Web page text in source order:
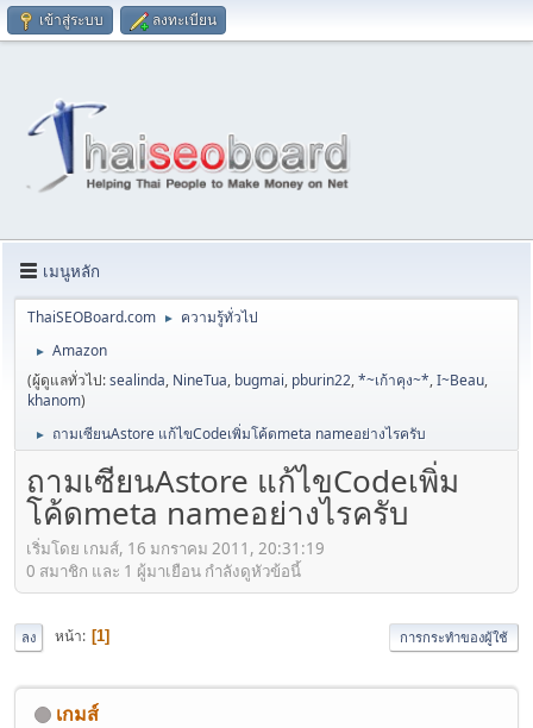
เข้าสู่ระบบ ลงทะเบียน
เมนูหลัก
ThaiSEOBoard.com ► ความรู้ทั่วไป
►
Amazon
(ผู้ดูแลทั่วไป:sealinda, NineTua, bugmai, pburin22,*~เก้าคุง~*,I~Beau,
khanom)
► ถามเซียนAstore แก้ไขCodeเพิ่มโค้ดmeta nameอย่างไรครับ
ถามเซียนAstore แก้ไขCodeเพิ่ม
โค้ดmeta nameอย่างไรครับ
เริ่มโดย เกมส์, 16 มกราคม 2011, 20:31:19
0 สมาชิก และ 1 ผู้มาเยือน กำลังดูหัวข้อนี้
ลง หน้า 1 การกระทำของผู้ใช้
เกมส์